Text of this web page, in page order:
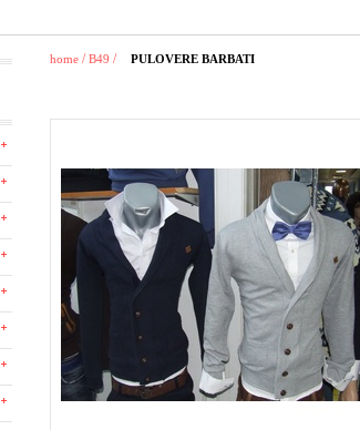
home / B49 / PULOVERE BARBATI